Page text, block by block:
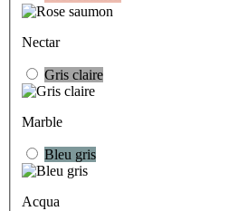
Nectar
Gris claire
Marble
Bleu gris
Acqua